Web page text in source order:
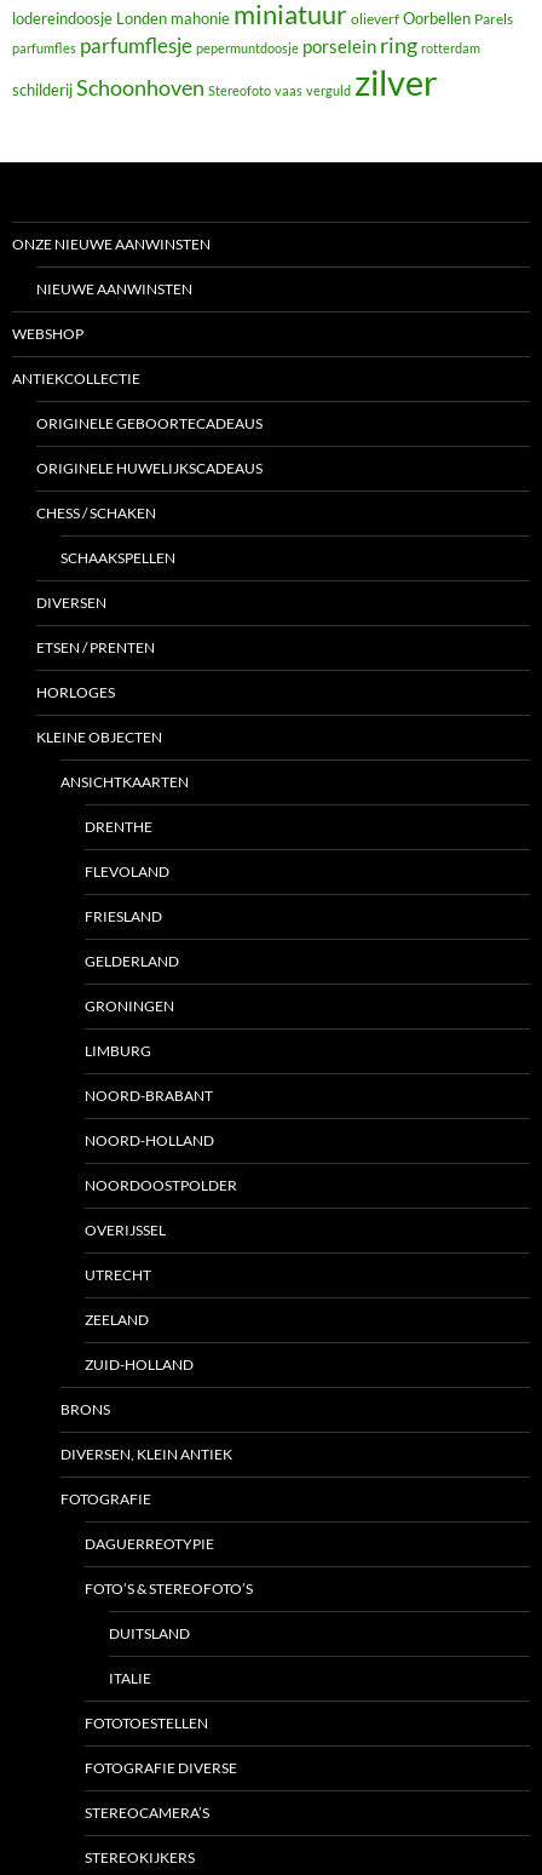
lodereindoosje Londen mahonie miniatuur olieverf Oorbellen Parels
parfumfles parfumflesje pepermuntdoosje porselein ring rotterdam
schilderijSchoonhoven Stereofoto vaas verguld zilver
ONZE NIEUWE AANWINSTEN
NIEUWE AANWINSTEN
WEBSHOP
ANTIEKCOLLECTIE
ORIGINELE GEBOORTECADEAUS
ORIGINELE HUWELIJKSCADEAUS
CHESS / SCHAKEN
SCHAAKSPELLEN
DIVERSEN
ETSEN / PRENTEN
HORLOGES
KLEINE OBJECTEN
ANSICHTKAARTEN
DRENTHE
FLEVOLAND
FRIESLAND
GELDERLAND
GRONINGEN
LIMBURG
NOORD-BRABANT
NOORD-HOLLAND
NOORDOOSTPOLDER
OVERIJSSEL
UTRECHT
ZEELAND
ZUID-HOLLAND
BRONS
DIVERSEN, KLEIN ANTIEK
FOTOGRAFIE
DAGUERREOTYPIE
FOTO’S & STEREOFOTO’S
DUITSLAND
ITALIE
FOTOTOESTELLEN
FOTOGRAFIE DIVERSE
STEREOCAMERA’S
STEREOKIJKERS